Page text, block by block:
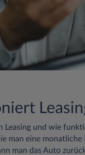
Leasing und wie
man eine
man das Auto